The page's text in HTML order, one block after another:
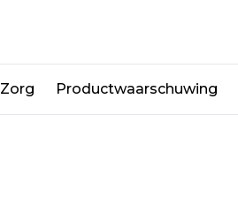
Zorg Productwaarschuwing